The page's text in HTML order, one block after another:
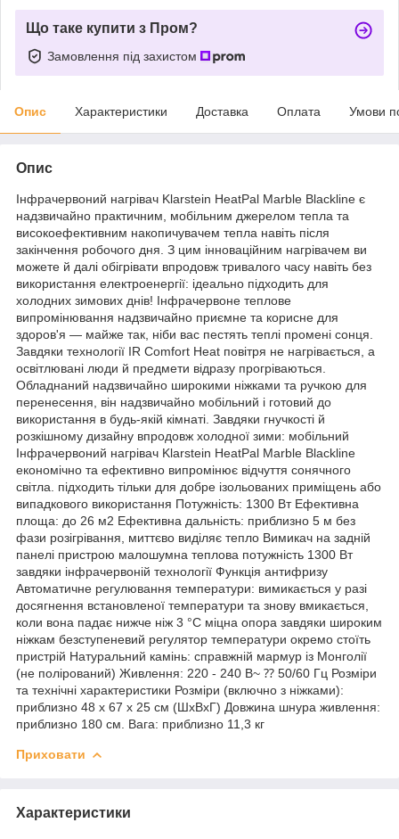
Що таке купити з Пром?
Замовлення під захистом
Опис Характеристики Доставка Оплата Умови
Опис
Інфрачервоний нагрівач Klarstein HeatPal Marble Blackline є
надзвичайно практичним, мобільним джерелом тепла та
високоефективним накопичувачем тепла навіть після
закінчення робочого дня. З цим інноваційним нагрівачем ви
можете й далі обігрівати впродовж тривалого часу навіть без
використання електроенергії: ідеально підходить для
холодних зимових днів! Інфрачервоне теплове
випромінювання надзвичайно приємне та корисне для
здоров'я — майже так, ніби вас пестять теплі промені сонця.
Завдяки технології IR Comfort Heat повітря не нагрівається, а
освітлювані люди й предмети відразу прогріваються.
Обладнаний надзвичайно широкими ніжками та ручкою для
перенесення, він надзвичайно мобільний і готовий до
використання в будь-якій кімнаті. Завдяки гнучкості й
розкішному дизайну впродовж холодної зими: мобільний
Інфрачервоний нагрівач Klarstein HeatPal Marble Blackline
економічно та ефективно випромінює відчуття сонячного
світла. підходить тільки для добре ізольованих приміщень або
випадкового використання Потужність: 1300 Вт Ефективна
площа: до 26 м2 Ефективна дальність: приблизно 5 м без
фази розігрівання, миттєво виділяє тепло Вимикач на задній
панелі пристрою малошумна теплова потужність 1300 Вт
завдяки інфрачервоній технології Функція антифризу
Автоматичне регулювання температури: вимикається у разі
досягнення встановленої температури та знову вмикається,
коли вона падає нижче ніж 3 °C міцна опора завдяки широким
ніжкам безступеневий регулятор температури окремо стоїть
пристрій Натуральний камінь: справжній мармур із Монголії
(не полірований) Живлення: 220 - 240 В~ ⁇ 50/60 Гц Розміри
та технічні характеристики Розміри (включно з ніжками):
приблизно 48 x 67 x 25 см (ШxВxГ) Довжина шнура живлення:
приблизно 180 см. Вага: приблизно 11,3 кг
Приховати
Характеристики